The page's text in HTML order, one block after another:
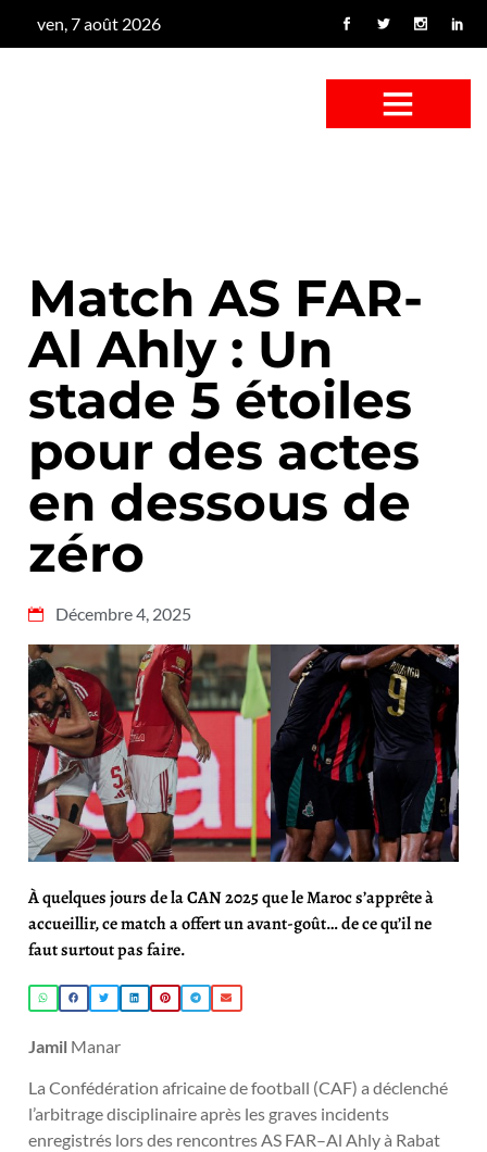
ven, 7 août 2026
Match AS FAR-
Al Ahly : Un
stade 5 étoiles
pour des actes
en dessous de
zéro
Décembre 4, 2025
À quelques jours de la CAN 2025 que le Maroc s’apprête à
accueillir, ce match a offert un avant-goût… de ce qu’il ne
faut surtout pas faire.
Jamil Manar
La Confédération africaine de football (CAF) a déclenché
l’arbitrage disciplinaire après les graves incidents
enregistrés lors des rencontres AS FAR–Al Ahly à Rabat